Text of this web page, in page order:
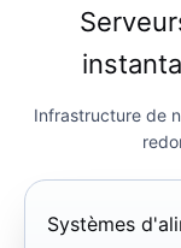
Infrastructure de
Systèmes